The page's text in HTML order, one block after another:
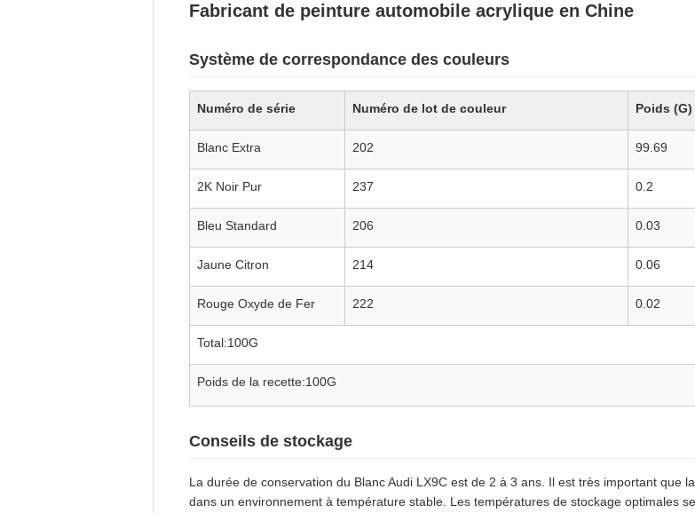
Fabricant de peinture automobile acrylique en Chine
Système de correspondance des couleurs
Numéro de série Numéro de lot de couleur Poids (G)
Blanc Extra 202 99.69
2K Noir Pur 237 0.2
Bleu Standard 206 0.03
Jaune Citron 214 0.06
Rouge Oxyde de Fer 222 0.02
Total:100G
Poids de la recette:100G
Conseils de stockage
La durée de conservation du Blanc Audi LX9C est de 2 à 3 ans. Il est très important que
dans un environnement à température stable. Les températures de stockage optimales